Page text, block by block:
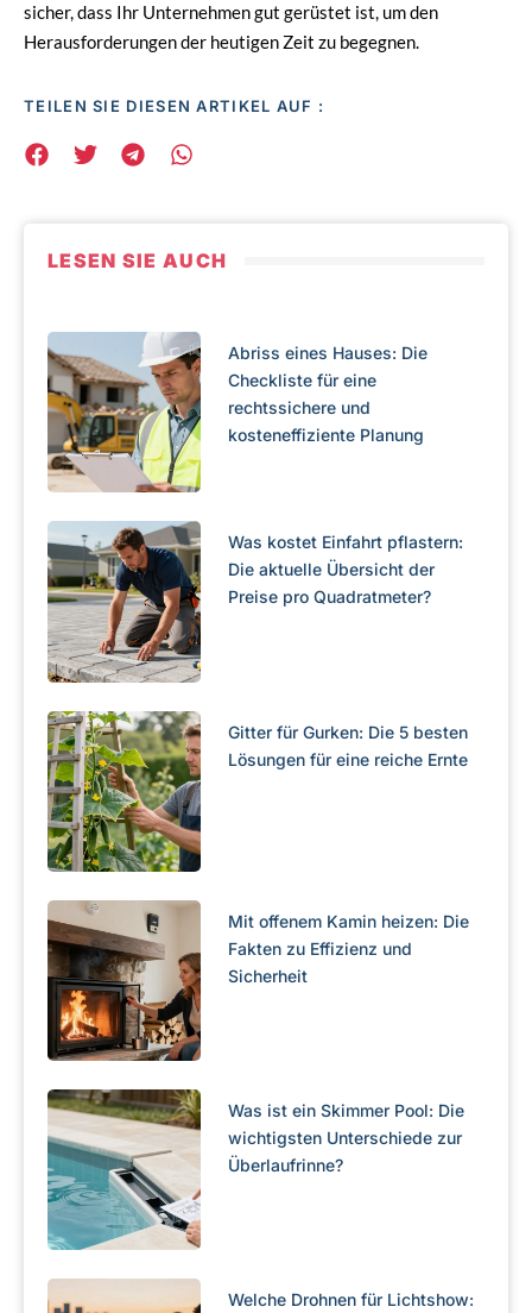
sicher, dass Ihr Unternehmen gut gerüstet ist, um den
Herausforderungen der heutigen Zeit zu begegnen.
TEILEN SIE DIESEN ARTIKEL AUF :
LESEN SIE AUCH
Abriss eines Hauses: Die
Checkliste für eine
rechtssichere und
kosteneffiziente Planung
Was kostet Einfahrt pflastern:
Die aktuelle Übersicht der
Preise pro Quadratmeter?
Gitter für Gurken: Die 5 besten
Lösungen für eine reiche Ernte
Mit offenem Kamin heizen: Die
Fakten zu Effizienz und
Sicherheit
Was ist ein Skimmer Pool: Die
wichtigsten Unterschiede zur
Überlaufrinne?
Welche Drohnen für Lichtshow: